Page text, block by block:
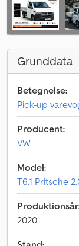
Grunddata
Betegnelse:
Pick-up
Producent:
VW
Model:
T6.1 Pritsche
2020